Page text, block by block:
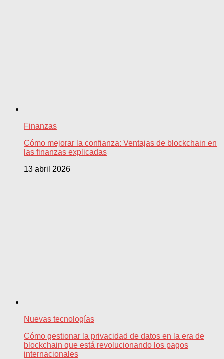
Finanzas
Cómo mejorar la confianza: Ventajas de blockchain en
las finanzas explicadas
13 abril 2026
Nuevas tecnologías
Cómo gestionar la privacidad de datos en la era de
blockchain que está revolucionando los pagos
internacionales